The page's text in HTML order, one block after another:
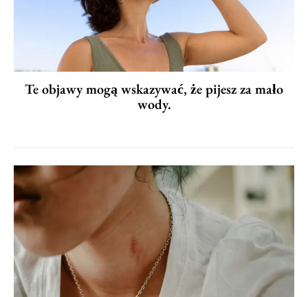
Te objawy mogą wskazywać, że pijesz za mało
wody.